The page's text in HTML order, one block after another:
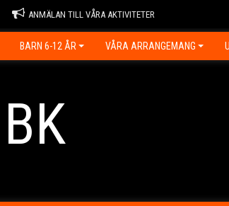
ANMÄLAN TILL VÅRA AKTIVITETER
BARN 6-12 ÅR VÅRA ARRANGEMANG